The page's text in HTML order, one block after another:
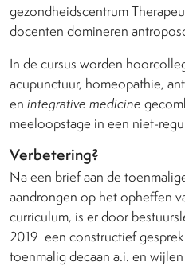
gezondheidscentrum
docenten domineren
In de cursus worden
acupunctuur, homeopathie,
en integrative medicine
meeloopstage in een niet-
Verbetering?
Na een brief aan de
aandrongen op het opheffen
curriculum, is er door
2019 een constructief
toenmalig decaan a.i. en